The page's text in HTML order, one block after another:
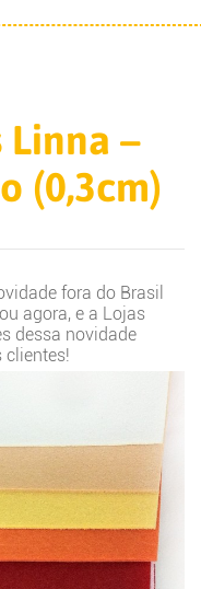
Linna –
(0,3cm)
fora do Brasil
agora, e a Lojas
dessa novidade
clientes!